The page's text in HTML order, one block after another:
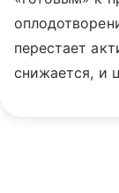
перестает
снижается, и